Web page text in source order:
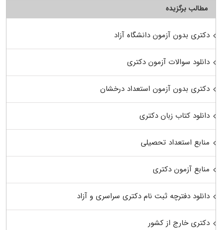
مطالب برگزیده
دکتری بدون آزمون دانشگاه آزاد
دانلود سوالات آزمون دکتری
دکتری بدون آزمون استعداد درخشان
دانلود کتاب زبان دکتری
منابع استعداد تحصیلی
منابع آزمون دکتری
دانلود دفترچه ثبت نام دکتری سراسری و آزاد
دکتری خارج از کشور